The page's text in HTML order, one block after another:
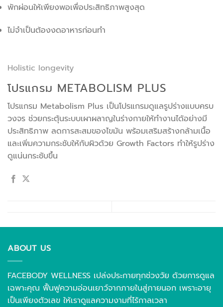
Holistic Iongevity
โปรแกรม METABOLISM PLUS
โปรแกรม Metabolism Plus เป็นโปรแกรมดูแลรูปร่างแบบครบ
วงจร ช่วยกระตุ้นระบบเผาผลาญในร่างกายให้ทำงานได้อย่างมี
ประสิทธิภาพ ลดการสะสมของไขมัน พร้อมเสริมสร้างกล้ามเนื้อ
และเพิ่มความกระชับให้กับผิวด้วย Growth Factors ทำให้รูปร่าง
ดูแน่นกระชับขึ้น
พักผ่อนให้เพียงพอเพื่อประสิทธิภาพสูงสุด
ไม่จำเป็นต้องงดอาหารก่อนทำ
ABOUT US
FACEBODY WELLNESS เปล่งประกายทุกช่วงวัย ด้วยการดูแล
เฉพาะคุณ ฟื้นฟูความอ่อนเยาว์จากภายในสู่ภายนอก เพราะอายุ
เป็นเพียงตัวเลข ให้เราดูแลความงามที่ไร้กาลเวลา